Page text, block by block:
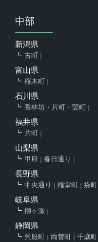
中部
新潟県
古町
富山県
桜木町
石川県
香林坊・片町・竪町
福井県
片町
山梨県
甲府 春日通り
長野県
中央通り 権堂町 袋町
岐阜県
柳ヶ瀬
静岡県
呉服町 両替町 千歳町